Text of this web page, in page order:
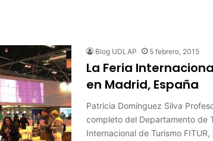
Blog UDLAP 5 febrero, 2015
La Feria
en Madrid, España
Patricia Domínguez Silva
completo del Departamento de
Internacional de Turismo